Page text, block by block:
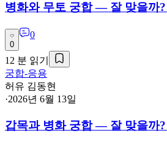
병화와 무토 궁합 — 잘 맞을까?
0
0
12 분 읽기
궁합-응용
허유 김동현
·2026년 6월 13일
갑목과 병화 궁합 — 잘 맞을까?